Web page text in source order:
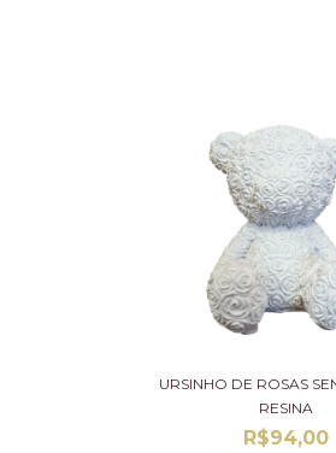
URSINHO DE ROSAS
RESINA
R$94,00